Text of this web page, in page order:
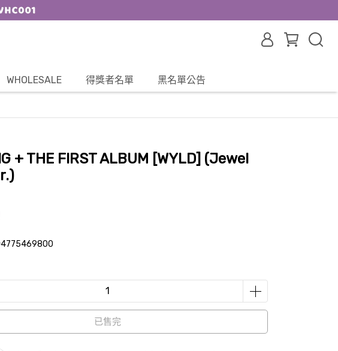
WHOLESALE 得獎者名單 黑名單公告
+ THE FIRST ALBUM [WYLD] (Jewel
已售完